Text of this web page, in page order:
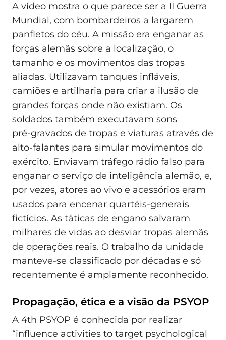
A vídeo mostra o que parece ser a II Guerra
Mundial, com bombardeiros a largarem
panfletos do céu. A missão era enganar as
forças alemãs sobre a localização, o
tamanho e os movimentos das tropas
aliadas. Utilizavam tanques infláveis,
camiões e artilharia para criar a ilusão de
grandes forças onde não existiam. Os
soldados também executavam sons
pré‑gravados de tropas e viaturas através de
alto‑falantes para simular movimentos do
exército. Enviavam tráfego rádio falso para
enganar o serviço de inteligência alemão, e,
por vezes, atores ao vivo e acessórios eram
usados para encenar quartéis‑generais
fictícios. As táticas de engano salvaram
milhares de vidas ao desviar tropas alemãs
de operações reais. O trabalho da unidade
manteve‑se classificado por décadas e só
recentemente é amplamente reconhecido.
Propagação, ética e a visão da PSYOP
A 4th PSYOP é conhecida por realizar
“influence activities to target psychological